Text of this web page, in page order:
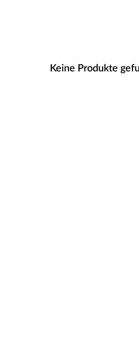
Keine Produkte